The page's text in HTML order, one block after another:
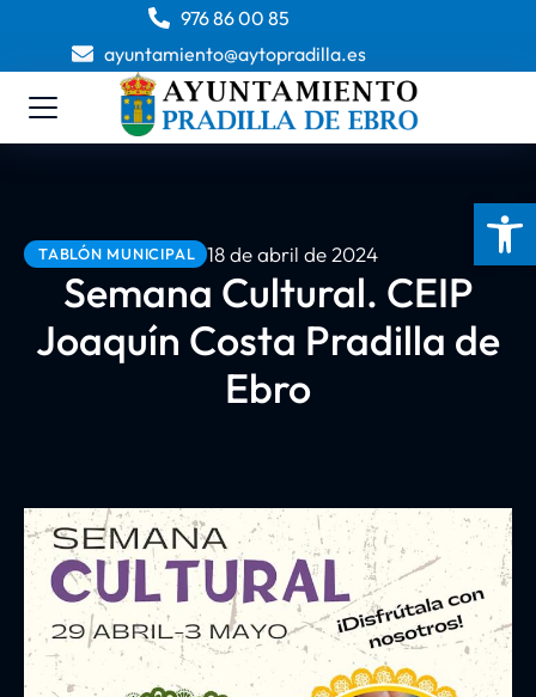
Abrir
976 86 00 85
ayuntamiento@aytopradilla.es
TABLÓN MUNICIPAL 18 de abril de 2024
Semana Cultural. CEIP
Joaquín Costa Pradilla de
Ebro